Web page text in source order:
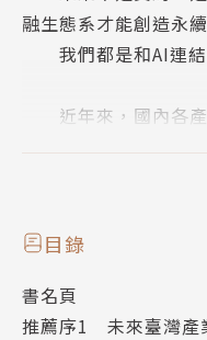
融生態系才能創造永
我們都是和AI連結
近年來，國內各產
源，透過數位轉型共
模式，形成更多具爆
創造了融合新契機
目錄
書名頁
推薦序1 未來臺灣產